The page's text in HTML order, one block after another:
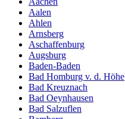
Aalen
Ahlen
Arnsberg
Aschaffenburg
Augsburg
Baden-Baden
Bad Homburg v. d. Höhe
Bad Kreuznach
Bad Oeynhausen
Bad Salzuflen